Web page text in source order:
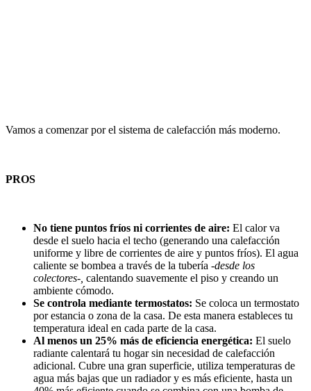
Vamos a comenzar por el sistema de calefacción más moderno.
PROS
No tiene puntos fríos ni corrientes de aire: El calor va
desde el suelo hacia el techo (generando una calefacción
uniforme y libre de corrientes de aire y puntos fríos). El agua
caliente se bombea a través de la tubería -desde los
colectores-, calentando suavemente el piso y creando un
ambiente cómodo.
Se controla mediante termostatos: Se coloca un termostato
por estancia o zona de la casa. De esta manera estableces tu
temperatura ideal en cada parte de la casa.
Al menos un 25% más de eficiencia energética: El suelo
radiante calentará tu hogar sin necesidad de calefacción
adicional. Cubre una gran superficie, utiliza temperaturas de
agua más bajas que un radiador y es más eficiente, hasta un